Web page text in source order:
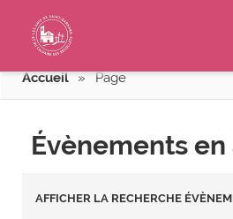
Accueil » Page
Évènements
R
AFFICHER LA RECHERCHE